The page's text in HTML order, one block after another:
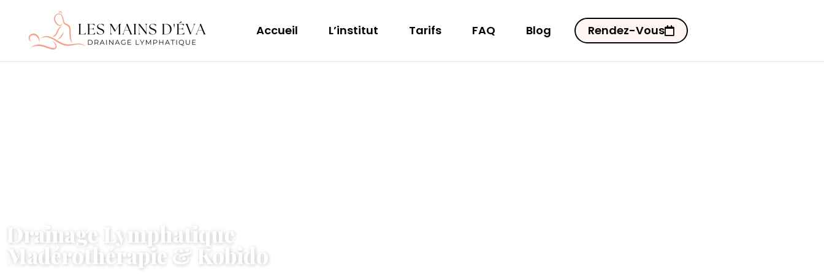
Accueil L’institut Tarifs FAQ Blog Rendez-Vous
Drainage Lymphatique
Madérothérapie & Kobido